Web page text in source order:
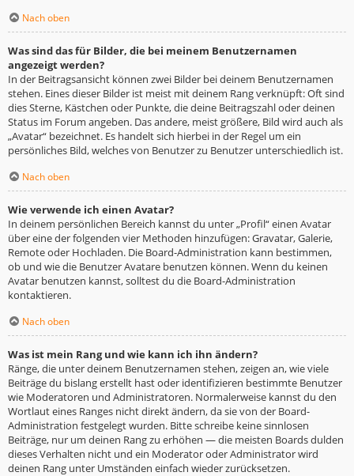
Nach oben
Was sind das für Bilder, die bei meinem Benutzernamen
angezeigt werden?
In der Beitragsansicht können zwei Bilder bei deinem Benutzernamen
stehen. Eines dieser Bilder ist meist mit deinem Rang verknüpft: Oft sind
dies Sterne, Kästchen oder Punkte, die deine Beitragszahl oder deinen
Status im Forum angeben. Das andere, meist größere, Bild wird auch als
„Avatar“ bezeichnet. Es handelt sich hierbei in der Regel um ein
persönliches Bild, welches von Benutzer zu Benutzer unterschiedlich ist.
Nach oben
Wie verwende ich einen Avatar?
In deinem persönlichen Bereich kannst du unter „Profil“ einen Avatar
über eine der folgenden vier Methoden hinzufügen: Gravatar, Galerie,
Remote oder Hochladen. Die Board-Administration kann bestimmen,
ob und wie die Benutzer Avatare benutzen können. Wenn du keinen
Avatar benutzen kannst, solltest du die Board-Administration
kontaktieren.
Nach oben
Was ist mein Rang und wie kann ich ihn ändern?
Ränge, die unter deinem Benutzernamen stehen, zeigen an, wie viele
Beiträge du bislang erstellt hast oder identifizieren bestimmte Benutzer
wie Moderatoren und Administratoren. Normalerweise kannst du den
Wortlaut eines Ranges nicht direkt ändern, da sie von der Board-
Administration festgelegt wurden. Bitte schreibe keine sinnlosen
Beiträge, nur um deinen Rang zu erhöhen — die meisten Boards dulden
dieses Verhalten nicht und ein Moderator oder Administrator wird
deinen Rang unter Umständen einfach wieder zurücksetzen.